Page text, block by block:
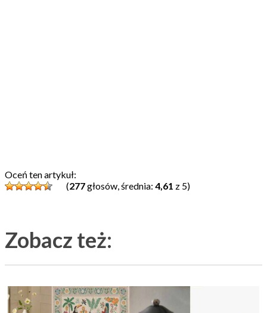
Oceń ten artykuł:
(277głosów, średnia: 4,61 z 5)
Zobacz też: